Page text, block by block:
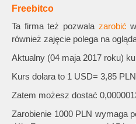
Freebitco
Ta firma też pozwala zarobić
również zajęcie polega na
Aktualny (04 maja 2017 roku)
Kurs dolara to 1 USD= 3,85
Zatem możesz dostać
Zarobienie 1000 PLN wymaga